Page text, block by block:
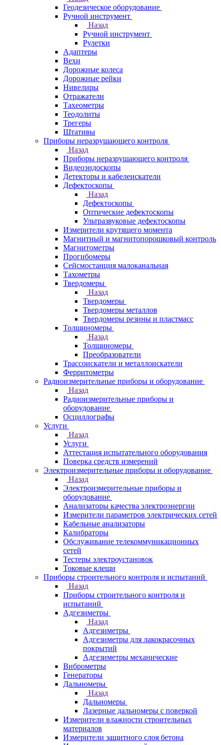
Геодезическое оборудование
Ручной инструмент
Назад
Ручной инструмент
Рулетки
Адаптеры
Вехи
Дорожные колеса
Дорожные рейки
Нивелиры
Отражатели
Тахеометры
Теодолиты
Трегеры
Штативы
Приборы неразрушающего контроля
Назад
Приборы неразрушающего контроля
Видеоэндоскопы
Детекторы и кабелеискатели
Дефектоскопы
Назад
Дефектоскопы
Оптические дефектоскопы
Ультразвуковые дефектоскопы
Измерители крутящего момента
Магнитный и магнитопорошковый контроль
Магнитометры
Прогибомеры
Сейсмостанция малоканальная
Тахометры
Твердомеры
Назад
Твердомеры
Твердомеры металлов
Твердомеры резины и пластмасс
Толщиномеры
Назад
Толщиномеры
Преобразователи
Трассоискатели и металлоискатели
Ферритометры
Радиоизмерительные приборы и оборудование
Назад
Радиоизмерительные приборы и
оборудование
Осциллографы
Услуги
Назад
Услуги
Аттестация испытательного оборудования
Поверка средств измерений
Электроизмерительные приборы и оборудование
Назад
Электроизмерительные приборы и
оборудование
Анализаторы качества электроэнергии
Измерители параметров электрических сетей
Кабельные анализаторы
Калибраторы
Обслуживание телекоммуникационных
сетей
Тестеры электроустановок
Токовые клещи
Приборы строительного контроля и испытаний
Назад
Приборы строительного контроля и
испытаний
Адгезиметры
Назад
Адгезиметры
Адгезиметры для лакокрасочных
покрытий
Адгезиметры механические
Виброметры
Генераторы
Дальномеры
Назад
Дальномеры
Лазерные дальномеры с поверкой
Измерители влажности строительных
материалов
Измерители защитного слоя бетона